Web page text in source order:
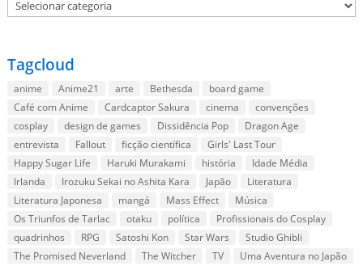
Tagcloud
anime Anime21 arte Bethesda
board game
Café com Anime
Cardcaptor Sakura cinema
convenções
cosplay
design de games Dissidência Pop
Dragon Age
entrevista
Fallout ficção científica
Girls' Last Tour
Happy Sugar Life
Haruki Murakami história
Idade Média
Irlanda
Irozuku Sekai no Ashita Kara Japão
Literatura
Literatura Japonesa
mangá Mass Effect
Música
Os Triunfos de Tarlac
otaku política
Profissionais do Cosplay
quadrinhos
RPG Satoshi Kon Star Wars
Studio Ghibli
The Promised Neverland
The Witcher TV
Uma Aventura no Japão